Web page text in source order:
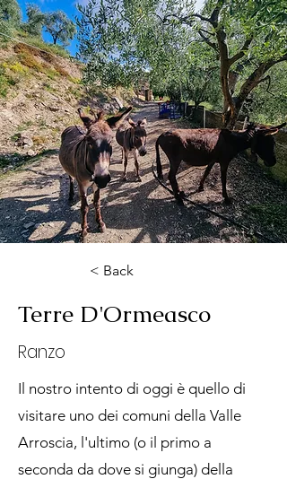
< Back
Terre D'Ormeasco
Ranzo
Il nostro intento di oggi è quello di
visitare uno dei comuni della Valle
Arroscia, l'ultimo (o il primo a
seconda da dove si giunga) della